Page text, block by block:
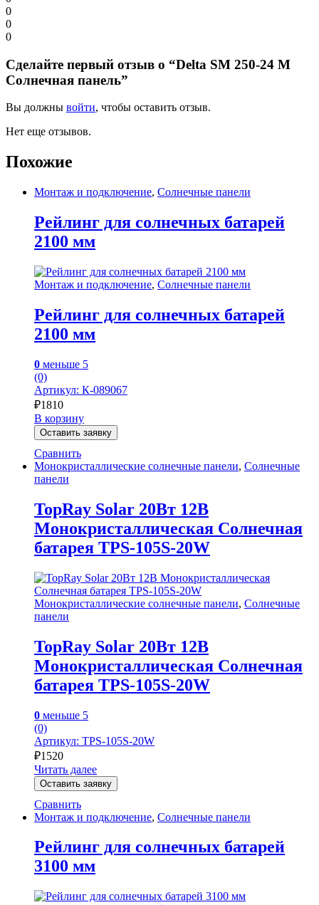
0
0
0
Сделайте первый отзыв о “Delta SM 250-24 M
Солнечная панель”
Вы должны войти, чтобы оставить отзыв.
Нет еще отзывов.
Похожие
Монтаж и подключение, Солнечные панели
Рейлинг для солнечных батарей
2100 мм
Монтаж и подключение, Солнечные панели
Рейлинг для солнечных батарей
2100 мм
0 меньше 5
(0)
Артикул: К-089067
₽1810
В корзину
Оставить заявку
Сравнить
Монокристаллические солнечные панели, Солнечные
панели
TopRay Solar 20Вт 12В
Монокристаллическая Солнечная
батарея TPS-105S-20W
Монокристаллические солнечные панели, Солнечные
панели
TopRay Solar 20Вт 12В
Монокристаллическая Солнечная
батарея TPS-105S-20W
0 меньше 5
(0)
Артикул: TPS-105S-20W
₽1520
Читать далее
Оставить заявку
Сравнить
Монтаж и подключение, Солнечные панели
Рейлинг для солнечных батарей
3100 мм